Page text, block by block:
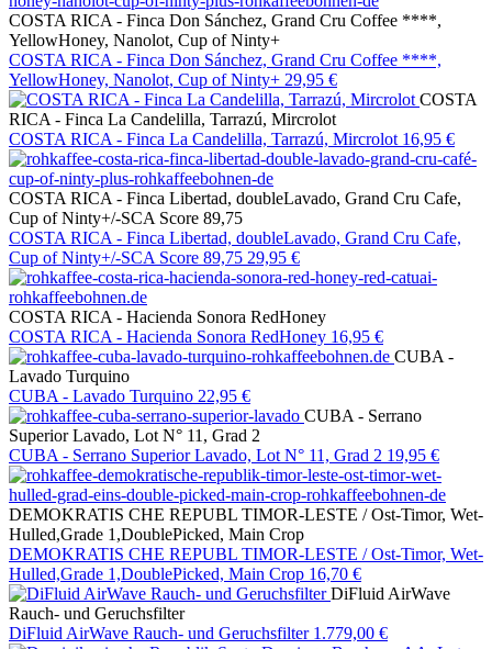
COSTA RICA - Finca Don Sánchez, Grand Cru Coffee ****,
YellowHoney, Nanolot, Cup of Ninty+
COSTA RICA - Finca Don Sánchez, Grand Cru Coffee ****,
YellowHoney, Nanolot, Cup of Ninty+ 29,95 €
COSTA
RICA - Finca La Candelilla, Tarrazú, Mircrolot
COSTA RICA - Finca La Candelilla, Tarrazú, Mircrolot 16,95 €
COSTA RICA - Finca Libertad, doubleLavado, Grand Cru Cafe,
Cup of Ninty+/-SCA Score 89,75
COSTA RICA - Finca Libertad, doubleLavado, Grand Cru Cafe,
Cup of Ninty+/-SCA Score 89,75 29,95 €
COSTA RICA - Hacienda Sonora RedHoney
COSTA RICA - Hacienda Sonora RedHoney 16,95 €
CUBA -
Lavado Turquino
CUBA - Lavado Turquino 22,95 €
CUBA - Serrano
Superior Lavado, Lot N° 11, Grad 2
CUBA - Serrano Superior Lavado, Lot N° 11, Grad 2 19,95 €
DEMOKRATIS CHE REPUBL TIMOR-LESTE / Ost-Timor, Wet-
Hulled,Grade 1,DoublePicked, Main Crop
DEMOKRATIS CHE REPUBL TIMOR-LESTE / Ost-Timor, Wet-
Hulled,Grade 1,DoublePicked, Main Crop 16,70 €
DiFluid AirWave
Rauch- und Geruchsfilter
DiFluid AirWave Rauch- und Geruchsfilter 1.779,00 €